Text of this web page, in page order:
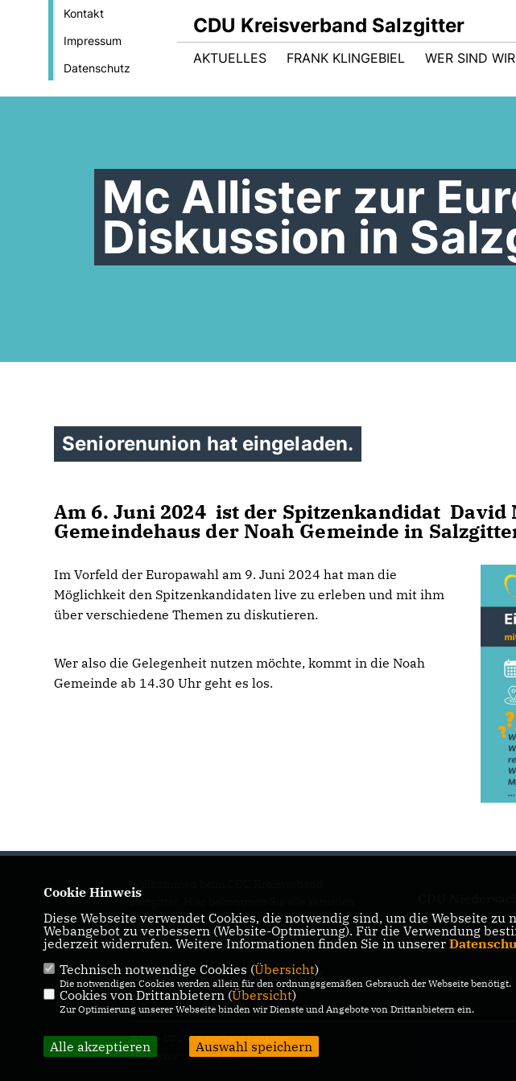
Kontakt
Impressum
Datenschutz
CDU Kreisverband Salzgitter
AKTUELLES FRANK KLINGEBIEL WER SIND WIR
Mc Allister zur
Diskussion in
Seniorenunion hat eingeladen.
Am 6. Juni 2024 ist der Spitzenkandidat David
Gemeindehaus der Noah Gemeinde in
Im Vorfeld der Europawahl am 9. Juni 2024 hat man die
Möglichkeit den Spitzenkandidaten live zu erleben und mit ihm
über verschiedene Themen zu diskutieren.
Wer also die Gelegenheit nutzen möchte, kommt in die Noah
Gemeinde ab 14.30 Uhr geht es los.
Willkommen beim CDU Kreisverband
Salzgitter. Hier bekommen Sie alle aktuellen
Informationen rund um den CDU
Kreisverband Salzgitter.
IMPRESSUM
DATENSCHUTZ
KONTAKT
CDU
@2026 CDU Kreisverband Salzgitter
Alle Rechte vorbehalten.
Cookie Hinweis
Diese Webseite verwendet Cookies, die notwendig sind, um die Webseite
Webangebot zu verbessern (Website-Optmierung). Für die Verwendung
jederzeit widerrufen. Weitere Informationen finden Sie in unserer
Technisch notwendige Cookies (Übersicht)
Die notwendigen Cookies werden allein für den ordnungsgemäßen Gebrauch der Webseite benötigt.
Cookies von Drittanbietern (Übersicht)
Zur Optimierung unserer Webseite binden wir Dienste und Angebote von Drittanbietern ein.
Alle akzeptieren Auswahl speichern